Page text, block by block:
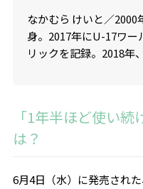
なかむら けいと／2000
身。 2017年にU-17ワー
リックを記録。 2018年
年以
へ移籍。翌年 10月、欧
５試合連続ゴール。続
代表Ａマッチ18 試合８
「1年半ほど使い
は？
6月4日（水）に発売され